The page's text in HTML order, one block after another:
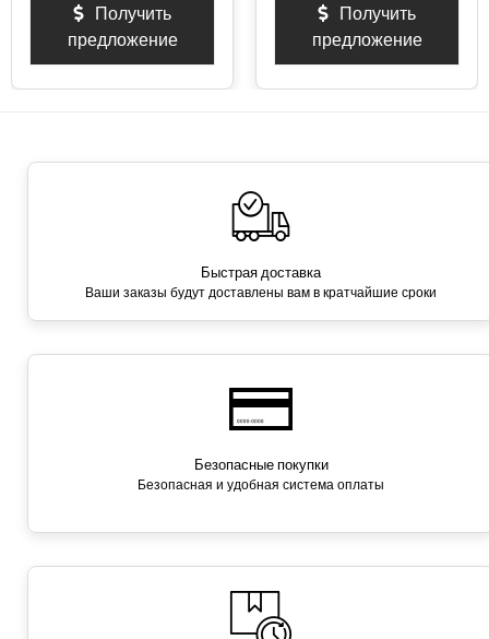
Получить
предложение
Получить
предложение
Быстрая доставка
Ваши заказы будут доставлены вам в кратчайшие сроки
Безопасные покупки
Безопасная и удобная система оплаты